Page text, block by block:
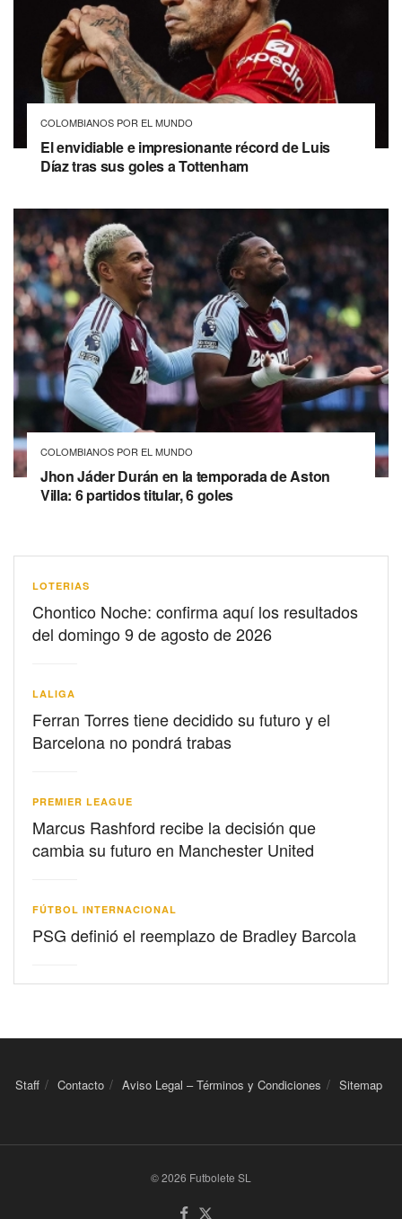
COLOMBIANOS POR EL MUNDO
El envidiable e impresionante récord de Luis
Díaz tras sus goles a Tottenham
COLOMBIANOS POR EL MUNDO
Jhon Jáder Durán en la temporada de Aston
Villa: 6 partidos titular, 6 goles
LOTERIAS
Chontico Noche: confirma aquí los resultados
del domingo 9 de agosto de 2026
LALIGA
Ferran Torres tiene decidido su futuro y el
Barcelona no pondrá trabas
PREMIER LEAGUE
Marcus Rashford recibe la decisión que
cambia su futuro en Manchester United
FÚTBOL INTERNACIONAL
PSG definió el reemplazo de Bradley Barcola
Staff Contacto Aviso Legal – Términos y Condiciones Sitemap
© 2026 Futbolete SL